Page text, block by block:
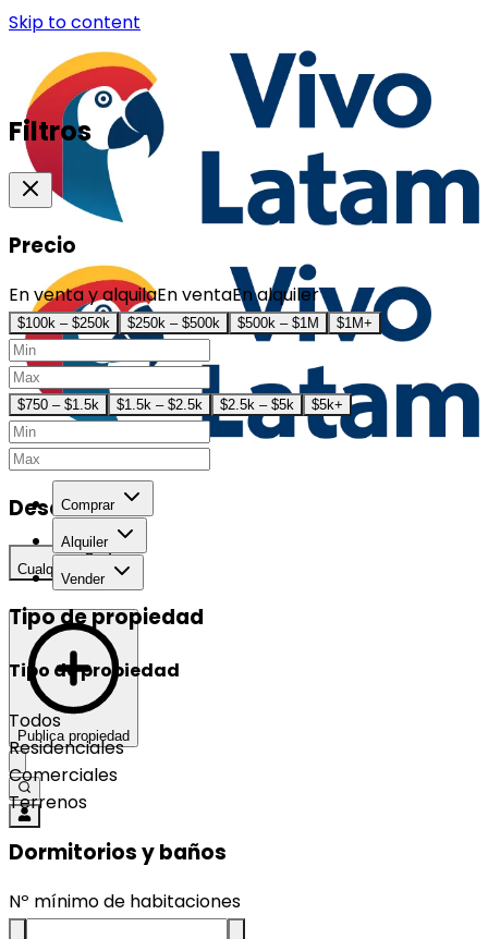
Skip to content
Comprar
Alquiler
Vender
Publica propiedad
Filtros
Precio
En venta y alquilaEn ventaEn alquiler
$100k – $250k $250k – $500k $500k – $1M $1M+
$750 – $1.5k $1.5k – $2.5k $2.5k – $5k $5k+
Desarrollo
Cualquier
Tipo de propiedad
Tipo de propiedad
Todos
Residenciales
Comerciales
Terrenos
Dormitorios y baños
Nº mínimo de habitaciones